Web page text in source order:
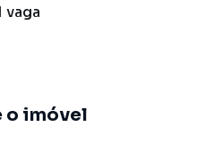
vaga
o imóvel